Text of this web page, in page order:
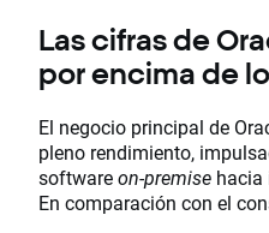
Las cifras de
por encima de
El negocio principal de
pleno rendimiento,
softwareon‑premise hacia
En comparación con el